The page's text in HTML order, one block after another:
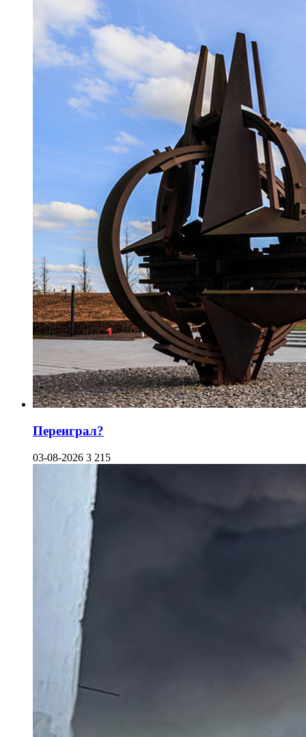
Переиграл?
03-08-2026 3 215